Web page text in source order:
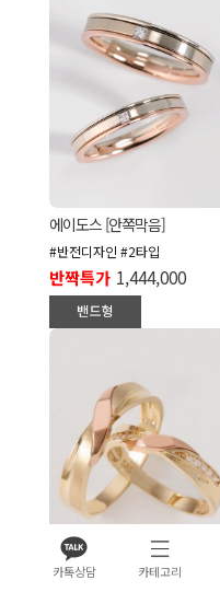
카톡상담 카테고리
에이도스 [안쪽막음]
#반전디자인 #2타입
반짝특가 1,444,000